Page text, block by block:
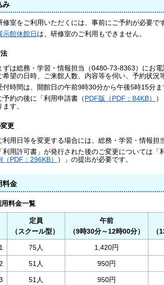
み
修室をご利用いただくには、事前にご予約が必要です
示館休館日は、研修室のご利用もできません。
ずは総務・学習・情報担当（0480-73-8363）にお
希望の日時、ご来館人数、内容等を伺い、予約状況
付時間は、開館日の午前9時30分から午後5時15分ま
予約の後に「利用申請書（PDF版（PDF：84KB） ）
ます。
更
利用日等を変更する場合には、総務・学習・情報担
「利用許可書」が発行された後のご変更については「
（PDF：296KB）
）」の提出が必要です。
料金
料金一覧
定員
（スクール型）
午前
（9時30分～12時00分）
（
75人 1,420円
51人 950円
51人 950円